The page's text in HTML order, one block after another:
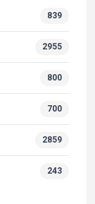
839
2955
800
700
2859
243